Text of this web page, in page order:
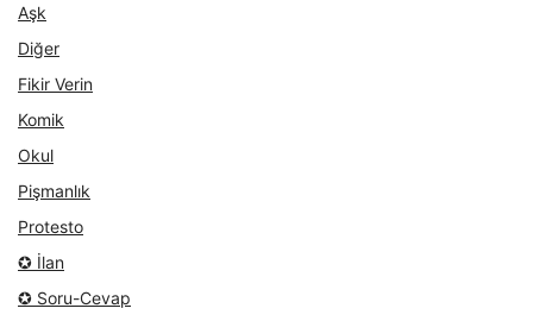
Aşk
Diğer
Fikir Verin
Komik
Okul
Pişmanlık
Protesto
✪ İlan
✪ Soru-Cevap